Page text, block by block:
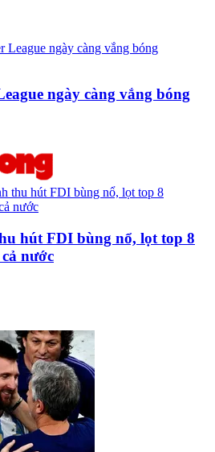
ngày càng vắng bóng
hút FDI bùng nổ, lọt top 8
nước